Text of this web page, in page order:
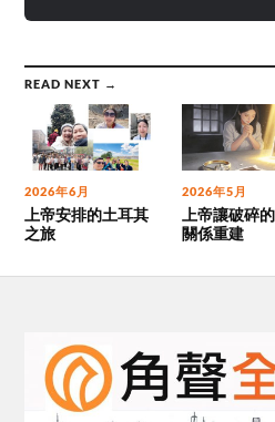
READ NEXT →
2026年6月
上帝安排的土耳其
之旅
2026年5月
上帝讓破碎
關係重建